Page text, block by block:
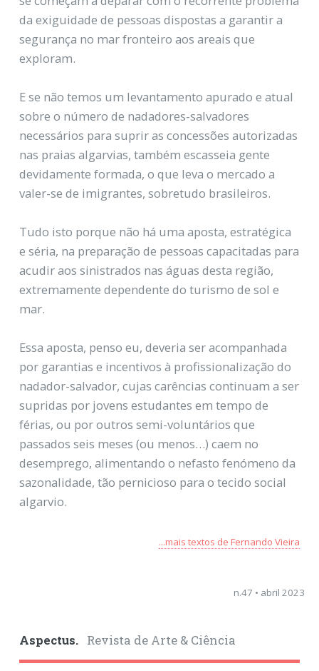
da exiguidade de pessoas dispostas a garantir a
segurança no mar fronteiro aos areais que
exploram.
E se não temos um levantamento apurado e atual
sobre o número de nadadores-salvadores
necessários para suprir as concessões autorizadas
nas praias algarvias, também escasseia gente
devidamente formada, o que leva o mercado a
valer-se de imigrantes, sobretudo brasileiros.
Tudo isto porque não há uma aposta, estratégica
e séria, na preparação de pessoas capacitadas para
acudir aos sinistrados nas águas desta região,
extremamente dependente do turismo de sol e
mar.
Essa aposta, penso eu, deveria ser acompanhada
por garantias e incentivos à profissionalização do
nadador-salvador, cujas carências continuam a ser
supridas por jovens estudantes em tempo de
férias, ou por outros semi-voluntários que
passados seis meses (ou menos…) caem no
desemprego, alimentando o nefasto fenómeno da
sazonalidade, tão pernicioso para o tecido social
algarvio.
...mais textos de Fernando Vieira
Aspectus. Revista de Arte & Ciência
n.47 • abril 2023